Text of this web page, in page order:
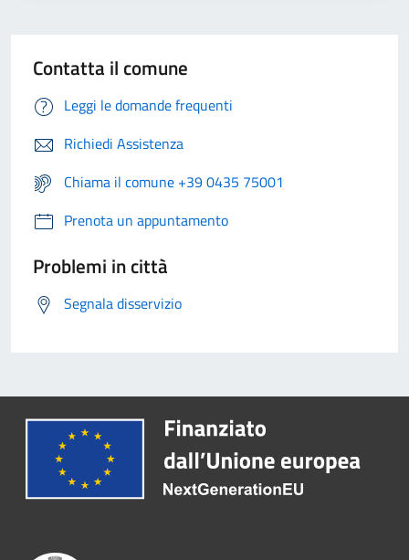
Contatta il comune
Leggi le domande frequenti
Richiedi Assistenza
Chiama il comune +39 0435 75001
Prenota un appuntamento
Problemi in città
Segnala disservizio